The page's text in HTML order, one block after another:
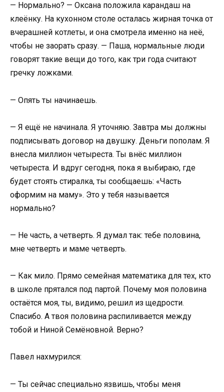
— Нормально? — Оксана положила карандаш на
клеёнку. На кухонном столе осталась жирная точка от
вчерашней котлеты, и она смотрела именно на неё,
чтобы не заорать сразу. — Паша, нормальные люди
говорят такие вещи до того, как три года считают
гречку ложками.
— Опять ты начинаешь.
— Я ещё не начинала. Я уточняю. Завтра мы должны
подписывать договор на двушку. Деньги пополам. Я
внесла миллион четыреста. Ты внёс миллион
четыреста. И вдруг сегодня, пока я выбираю, где
будет стоять стиралка, ты сообщаешь: «Часть
оформим на маму». Это у тебя называется
нормально?
— Не часть, а четверть. Я думал так: тебе половина,
мне четверть и маме четверть.
— Как мило. Прямо семейная математика для тех, кто
в школе прятался под партой. Почему моя половина
остаётся моя, ты, видимо, решил из щедрости.
Спасибо. А твоя половина распиливается между
тобой и Ниной Семёновной. Верно?
Павел нахмурился:
— Ты сейчас специально язвишь, чтобы меня